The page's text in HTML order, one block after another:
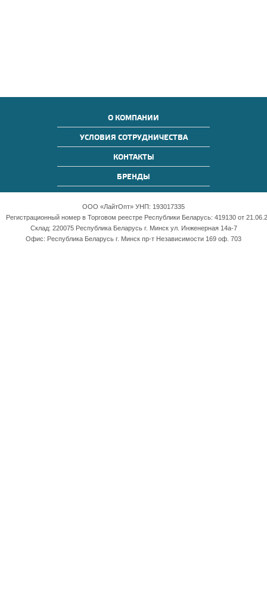
О КОМПАНИИ
УСЛОВИЯ СОТРУДНИЧЕСТВА
КОНТАКТЫ
БРЕНДЫ
ООО «ЛайтОпт» УНП: 193017335
Регистрационный номер в Торговом реестре Республики Беларусь: 419130 от
Склад: 220075 Республика Беларусь г. Минск ул. Инженерная 14а-7
Офис: Республика Беларусь г. Минск пр-т Независимости 169 оф. 703